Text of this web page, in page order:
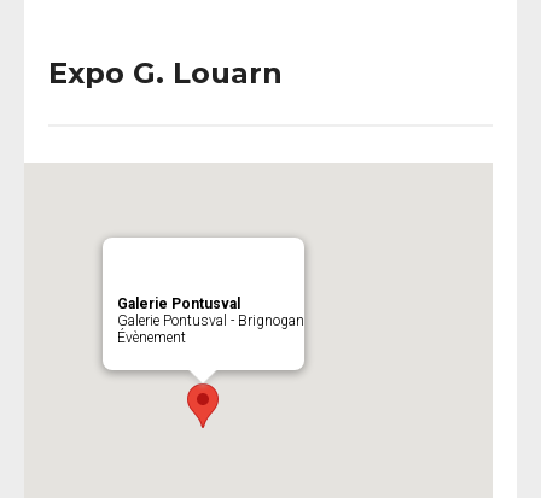
Expo G. Louarn
Galerie Pontusval
Galerie Pontusval - Brignogan
Évènement